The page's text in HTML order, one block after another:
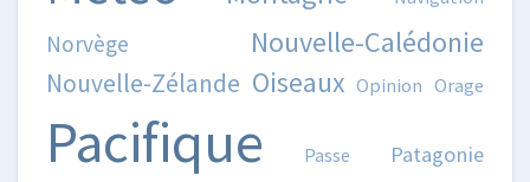
Norvège Nouvelle-Calédonie
Nouvelle-Zélande Oiseaux Opinion Orage
Pacifique Passe Patagonie